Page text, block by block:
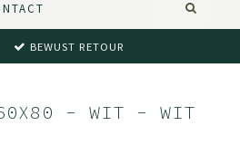
BEWUST RETOUR
- WIT - WIT